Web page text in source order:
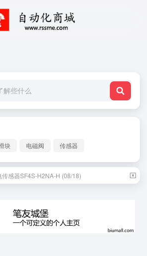
块 电磁阀 传感器
感器SF4S-H2NA-H (08/18)